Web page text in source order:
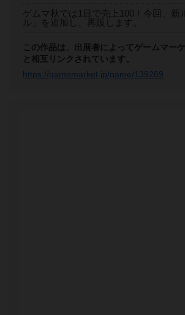
ゲムマ秋では1日で売上100！今回、新
ル」を追加し、再販します。
この作品は、出展者によってゲームマー
と相互リンクされています。
https://gamemarket.jp/game/139269